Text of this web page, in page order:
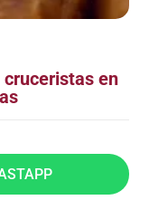
cruceristas en